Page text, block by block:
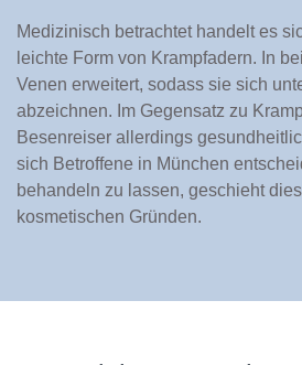
Medizinisch betrachtet handelt es
leichte Form von Krampfadern. In
Venen erweitert, sodass sie sich
abzeichnen. Im Gegensatz zu
Besenreiser allerdings
sich Betroffene in München
behandeln zu lassen, geschieht
kosmetischen Gründen.